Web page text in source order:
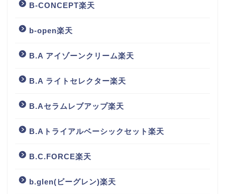
B-CONCEPT楽天
b-open楽天
B.A アイゾーンクリーム楽天
B.A ライトセレクター楽天
B.Aセラムレブアップ楽天
B.Aトライアルベーシックセット楽天
B.C.FORCE楽天
b.glen(ビーグレン)楽天